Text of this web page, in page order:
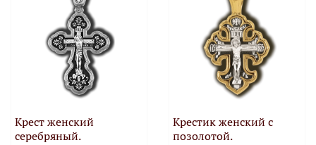
Крест женский
серебряный.
Крестик женский с
позолотой.